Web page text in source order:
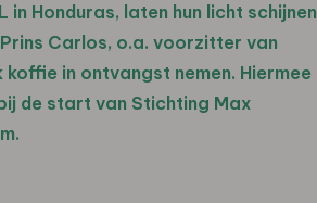
Honduras, laten hun licht schijnen
Carlos, o.a. voorzitter van
in ontvangst nemen. Hiermee
de start van Stichting Max